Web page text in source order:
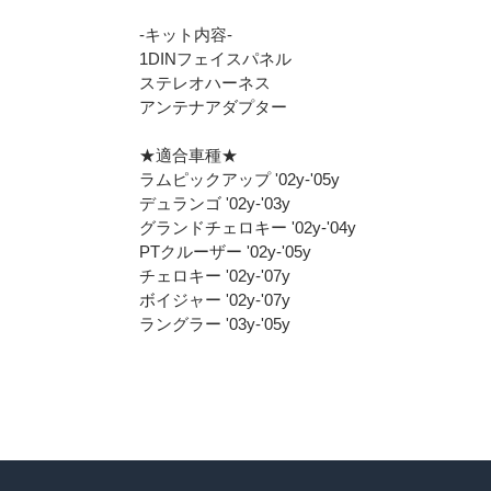
-キット内容-
1DINフェイスパネル
ステレオハーネス
アンテナアダプター
★適合車種★
ラムピックアップ '02y-'05y
デュランゴ '02y-'03y
グランドチェロキー '02y-'04y
PTクルーザー '02y-'05y
チェロキー '02y-'07y
ボイジャー '02y-'07y
ラングラー '03y-'05y